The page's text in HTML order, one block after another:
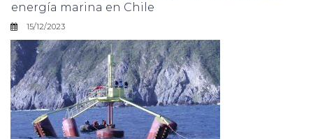
energía marina en Chile
15/12/2023